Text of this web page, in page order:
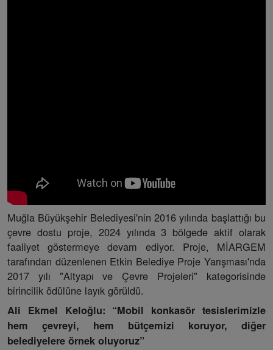
Muğla Büyükşehir Belediyesi'nin 2016 yılında başlattığı bu
çevre dostu proje, 2024 yılında 3 bölgede aktif olarak
faaliyet göstermeye devam ediyor. Proje, MİARGEM
tarafından düzenlenen Etkin Belediye Proje Yarışması'nda
2017 yılı "Altyapı ve Çevre Projeleri" kategorisinde
birincilik ödülüne layık görüldü.
Ali Ekmel Keloğlu: “Mobil konkasör tesislerimizle
hem çevreyi, hem bütçemizi koruyor, diğer
belediyelere örnek oluyoruz”